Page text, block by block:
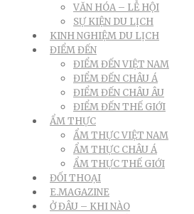
VĂN HÓA – LỄ HỘI
SỰ KIỆN DU LỊCH
KINH NGHIỆM DU LỊCH
ĐIỂM ĐẾN
ĐIỂM ĐẾN VIỆT NAM
ĐIỂM ĐẾN CHÂU Á
ĐIỂM ĐẾN CHÂU ÂU
ĐIỂM ĐẾN THẾ GIỚI
ẨM THỰC
ẨM THỰC VIỆT NAM
ẨM THỰC CHÂU Á
ẨM THỰC THẾ GIỚI
ĐỐI THOẠI
E.MAGAZINE
Ở ĐÂU – KHI NÀO